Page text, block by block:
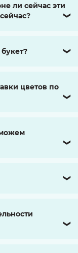
ли сейчас эти
❯
❯
цветов по
❯
❯
❯
❯